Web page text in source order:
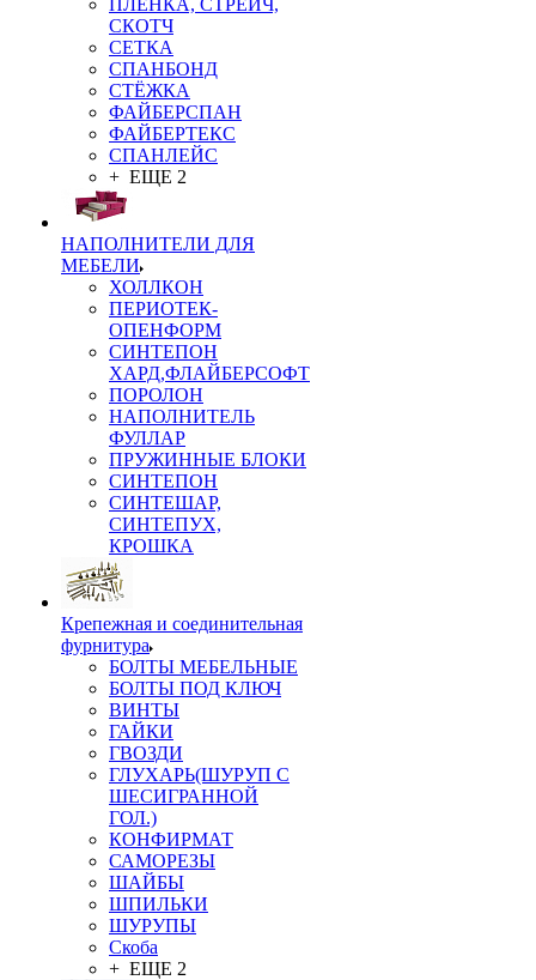
ПЛЁНКА, СТРЕЙЧ,
СКОТЧ
СЕТКА
СПАНБОНД
СТЁЖКА
ФАЙБЕРСПАН
ФАЙБЕРТЕКС
СПАНЛЕЙС
+ ЕЩЕ 2
НАПОЛНИТЕЛИ ДЛЯ
МЕБЕЛИ
ХОЛЛКОН
ПЕРИОТЕК-
ОПЕНФОРМ
СИНТЕПОН
ХАРД,ФЛАЙБЕРСОФТ
ПОРОЛОН
НАПОЛНИТЕЛЬ
ФУЛЛАР
ПРУЖИННЫЕ БЛОКИ
СИНТЕПОН
СИНТЕШАР,
СИНТЕПУХ,
КРОШКА
Крепежная и соединительная
фурнитура
БОЛТЫ МЕБЕЛЬНЫЕ
БОЛТЫ ПОД КЛЮЧ
ВИНТЫ
ГАЙКИ
ГВОЗДИ
ГЛУХАРЬ(ШУРУП С
ШЕСИГРАННОЙ
ГОЛ.)
КОНФИРМАТ
САМОРЕЗЫ
ШАЙБЫ
ШПИЛЬКИ
ШУРУПЫ
Скоба
+ ЕЩЕ 2